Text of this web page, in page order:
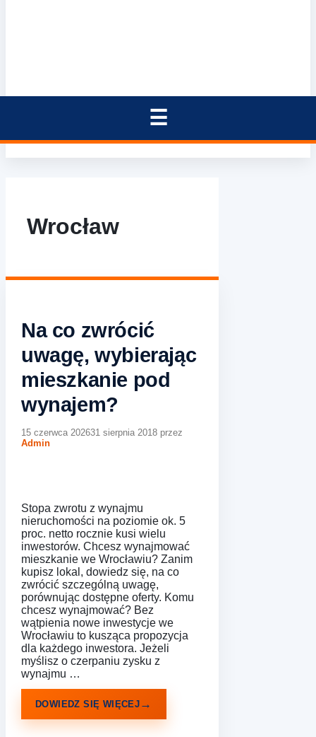
Wrocław
Na co zwrócić
uwagę, wybierając
mieszkanie pod
wynajem?
15 czerwca 202631 sierpnia 2018 przez
Admin
Stopa zwrotu z wynajmu
nieruchomości na poziomie ok. 5
proc. netto rocznie kusi wielu
inwestorów. Chcesz wynajmować
mieszkanie we Wrocławiu? Zanim
kupisz lokal, dowiedz się, na co
zwrócić szczególną uwagę,
porównując dostępne oferty. Komu
chcesz wynajmować? Bez
wątpienia nowe inwestycje we
Wrocławiu to kusząca propozycja
dla każdego inwestora. Jeżeli
myślisz o czerpaniu zysku z
wynajmu …
DOWIEDZ SIĘ WIĘCEJ